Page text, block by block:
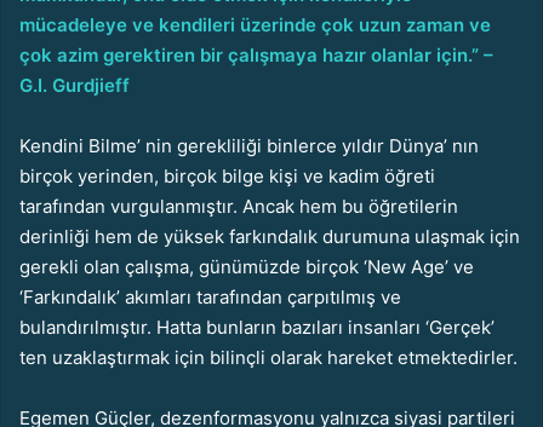
mücadeleye ve kendileri üzerinde çok uzun zaman ve
çok azim gerektiren bir çalışmaya hazır olanlar için.” –
G.I. Gurdjieff
Kendini Bilme’ nin gerekliliği binlerce yıldır Dünya’ nın
birçok yerinden, birçok bilge kişi ve kadim öğreti
tarafından vurgulanmıştır. Ancak hem bu öğretilerin
derinliği hem de yüksek farkındalık durumuna ulaşmak için
gerekli olan çalışma, günümüzde birçok ‘New Age’ ve
‘Farkındalık’ akımları tarafından çarpıtılmış ve
bulandırılmıştır. Hatta bunların bazıları insanları ‘Gerçek’
ten uzaklaştırmak için bilinçli olarak hareket etmektedirler.
Egemen Güçler, dezenformasyonu yalnızca siyasi partileri